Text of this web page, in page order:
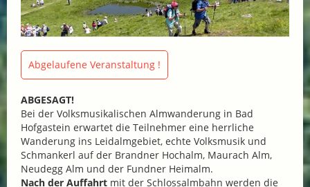
Abgelaufene Veranstaltung !
ABGESAGT!
Bei der Volksmusikalischen Almwanderung in Bad
Hofgastein erwartet die Teilnehmer eine herrliche
Wanderung ins Leidalmgebiet, echte Volksmusik und
Schmankerl auf der Brandner Hochalm, Maurach Alm,
Neudegg Alm und der Fundner Heimalm.
Nach der Auffahrt mit der Schlossalmbahn werden die